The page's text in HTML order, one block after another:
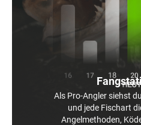
Als Pro-Angler siehst
und jede Fischart
Angelmethoden,